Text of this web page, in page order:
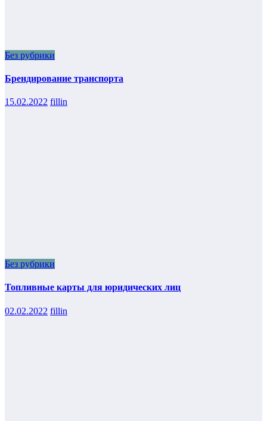
Без рубрики
Брендирование транспорта
15.02.2022 fillin
Без рубрики
Топливные карты для юридических лиц
02.02.2022 fillin